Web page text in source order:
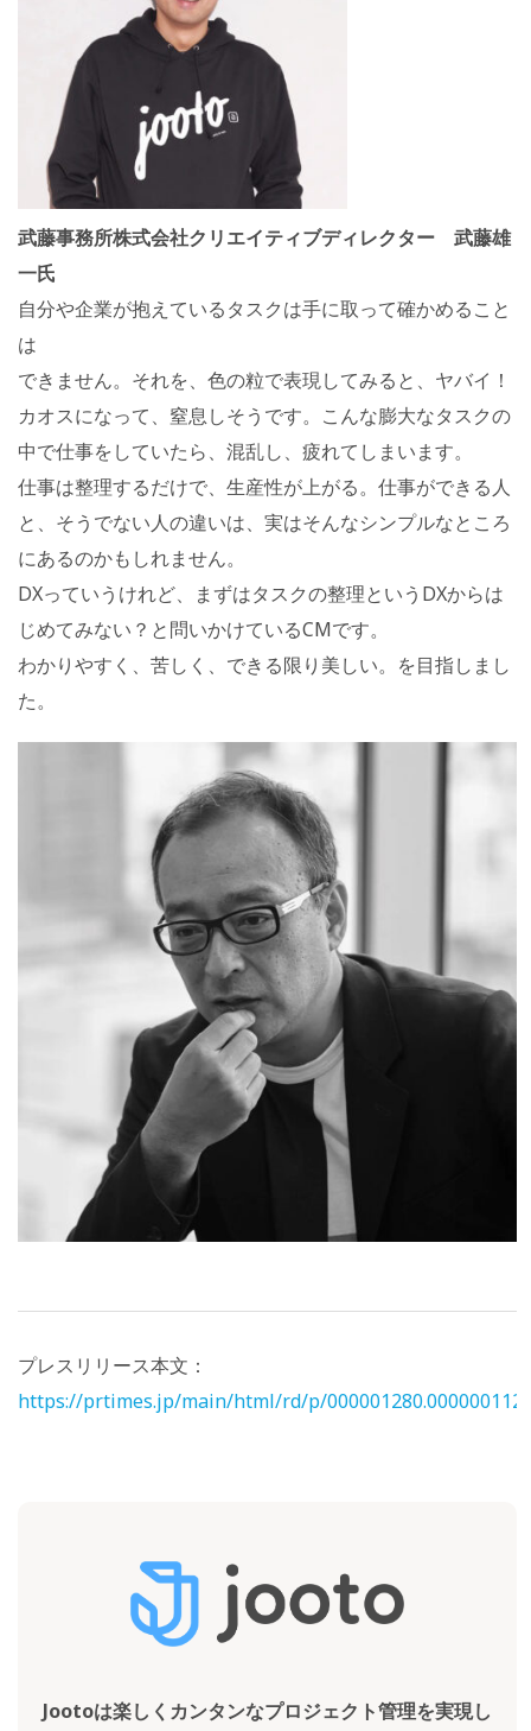
武藤事務所株式会社クリエイティブディレクター 武藤雄
一氏
自分や企業が抱えているタスクは手に取って確かめること
は
できません。それを、色の粒で表現してみると、ヤバイ！
カオスになって、窒息しそうです。こんな膨大なタスクの
中で仕事をしていたら、混乱し、疲れてしまいます。
仕事は整理するだけで、生産性が上がる。仕事ができる人
と、そうでない人の違いは、実はそんなシンプルなところ
にあるのかもしれません。
DXっていうけれど、まずはタスクの整理というDXからは
じめてみない？と問いかけているCMです。
わかりやすく、苦しく、できる限り美しい。を目指しまし
た。
プレスリリース本文：
https://prtimes.jp/main/html/rd/p/
Jootoは楽しくカンタンなプロジェクト管理を実現し